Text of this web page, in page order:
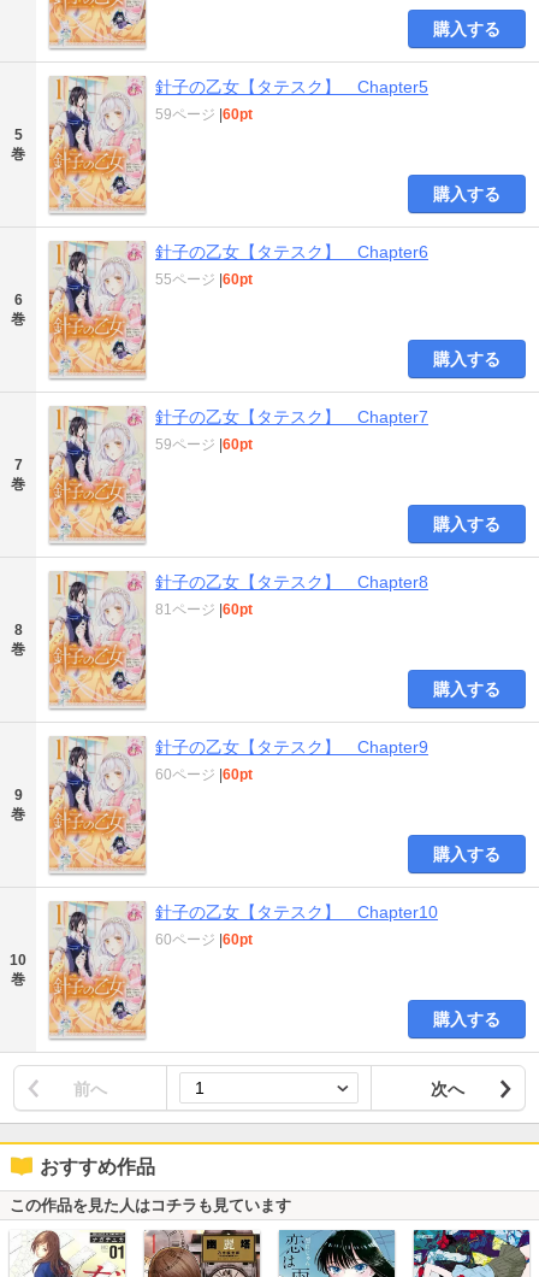
購入する
5
巻
針子の乙女【タテスク】 Chapter5
59ページ 60pt
購入する
6
巻
針子の乙女【タテスク】 Chapter6
55ページ 60pt
購入する
7
巻
針子の乙女【タテスク】 Chapter7
59ページ 60pt
購入する
8
巻
針子の乙女【タテスク】 Chapter8
81ページ 60pt
購入する
9
巻
針子の乙女【タテスク】 Chapter9
60ページ 60pt
購入する
10
巻
針子の乙女【タテスク】 Chapter10
60ページ 60pt
購入する
前へ 次へ
おすすめ作品
この作品を見た人はコチラも見ています